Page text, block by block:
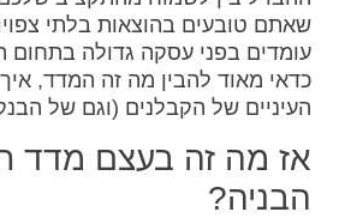
שאתם טובעים בהוצאות בלתי
עומדים בפני עסקה גדולה בתחום
כדאי מאוד להבין מה זה המדד,
העיניים של הקבלנים (וגם של
אז מה זה בעצם מדד
הבניה?